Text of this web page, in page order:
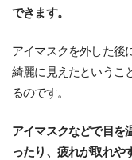
できます。
アイマスクを外した後
綺麗に見えたというこ
るのです。
アイマスクなどで目を
ったり、疲れが取れや